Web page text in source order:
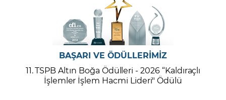
BAŞARI VE ÖDÜLLERİMİZ
11. TSPB Altın Boğa Ödülleri - 2026 “Kaldıraçlı
İşlemler İşlem Hacmi Lideri" Ödülü